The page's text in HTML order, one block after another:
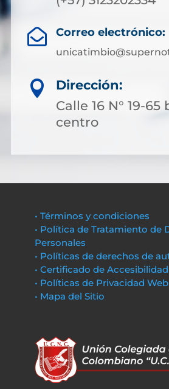
 Correo electrónico:

Dirección:
Calle 16 N° 19-65
centro
• Términos y condiciones
• Política de Tratamiento de
Personales
• Políticas de derechos de
• Certificado de Accesibilidad
• Políticas de Privacidad Web
• Mapa del Sitio